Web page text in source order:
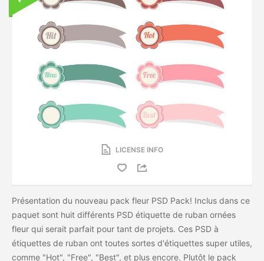
LICENSE INFO
Présentation du nouveau pack fleur PSD Pack! Inclus dans ce
paquet sont huit différents PSD étiquette de ruban ornées
fleur qui serait parfait pour tant de projets. Ces PSD à
étiquettes de ruban ont toutes sortes d'étiquettes super utiles,
comme "Hot", "Free", "Best", et plus encore. Plutôt le pack